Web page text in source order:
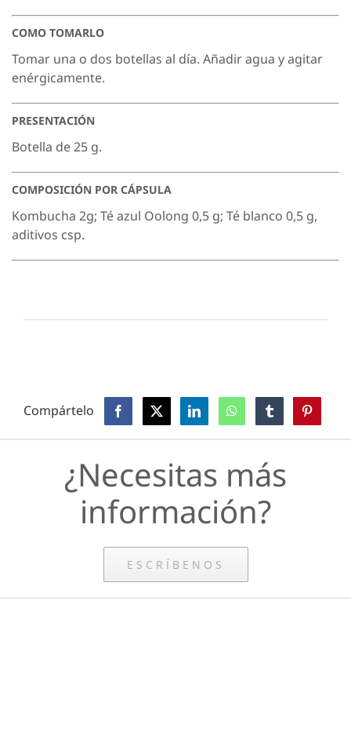
COMO TOMARLO
Tomar una o dos botellas al día. Añadir agua y agitar
enérgicamente.
PRESENTACIÓN
Botella de 25 g.
COMPOSICIÓN POR CÁPSULA
Kombucha 2g; Té azul Oolong 0,5 g; Té blanco 0,5 g,
aditivos csp.
Compártelo
¿Necesitas más
información?
ESCRÍBENOS